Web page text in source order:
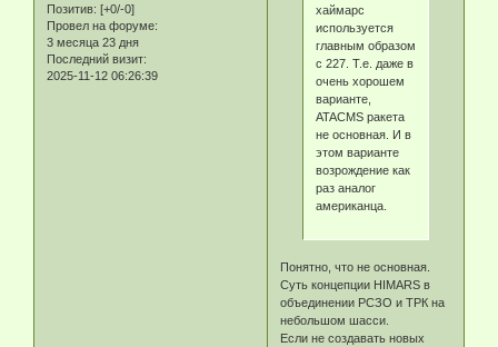
Позитив: [+0/-0]
Провел на форуме:
3 месяца 23 дня
Последний визит:
2025-11-12 06:26:39
хаймарс
используется
главным образом
с 227. Т.е. даже в
очень хорошем
варианте,
ATACMS ракета
не основная. И в
этом варианте
возрождение как
раз аналог
американца.
Понятно, что не основная.
Суть концепции HIMARS в
объединении РСЗО и ТРК на
небольшом шасси.
Если не создавать новых